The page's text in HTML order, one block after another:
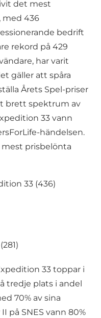
det mest
med 436
bedrift
rekord på 429
har varit
gäller att spåra
Årets Spel-priser
brett spektrum av
33 vann
händelsen.
prisbelönta
33 (436)
33 toppar i
tredje plats i andel
70% av sina
på SNES vann 80%